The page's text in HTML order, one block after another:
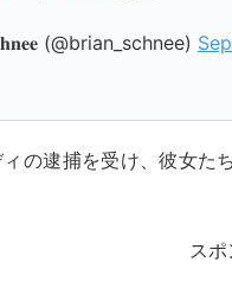
(@brian_schnee)
の逮捕を受け、彼女た
ス